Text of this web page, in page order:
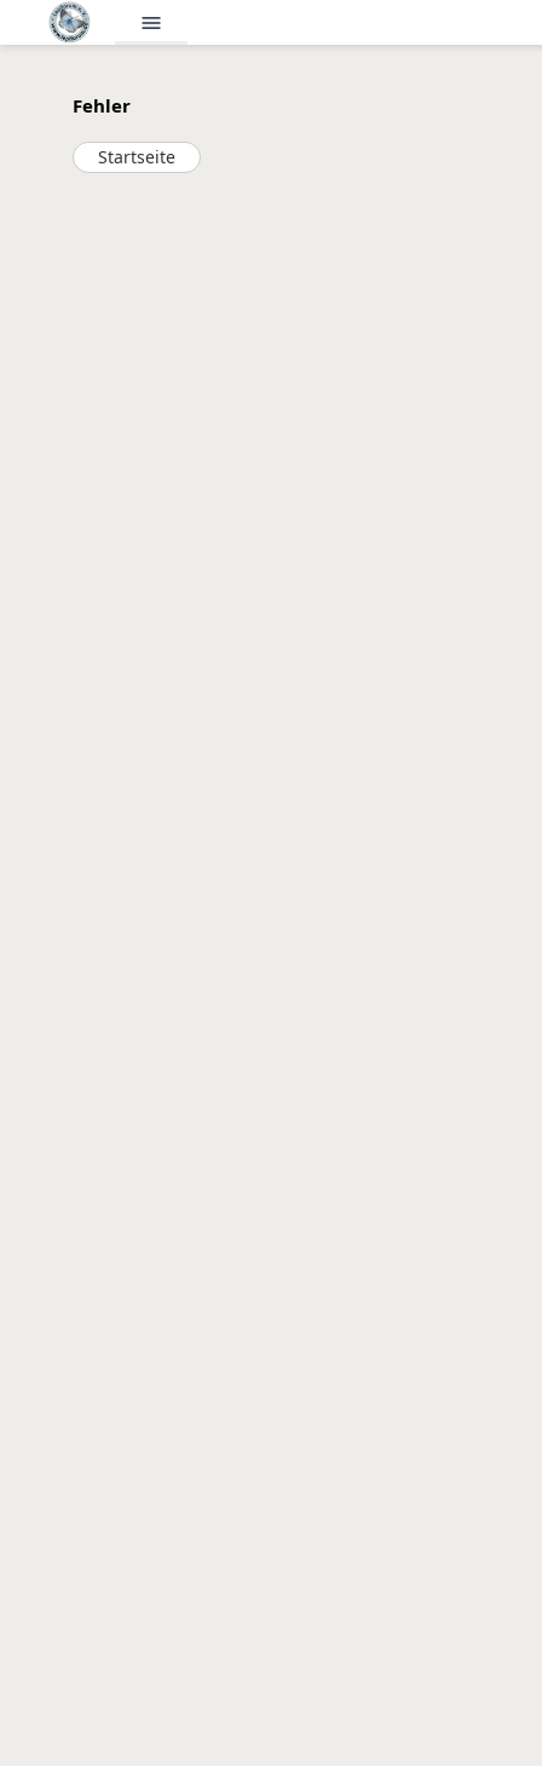
menu
Fehler
Startseite